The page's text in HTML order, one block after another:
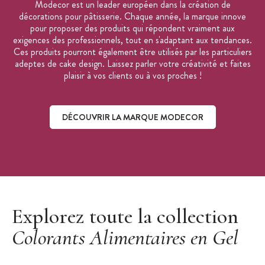
Marque :Modecor
Modecor est un leader européen dans la création de
décorations pour pâtisserie. Chaque année, la marque innove
pour proposer des produits qui répondent vraiment aux
exigences des professionnels, tout en s'adaptant aux tendances.
Ces produits pourront également être utilisés par les particuliers
adeptes de cake design. Laissez parler votre créativité et faites
plaisir à vos clients ou à vos proches !
DÉCOUVRIR LA MARQUE MODECOR
Explorez toute la collection
Colorants Alimentaires en Gel